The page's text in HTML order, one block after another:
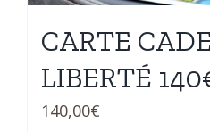
CARTE
LIBERTÉ
140,00€